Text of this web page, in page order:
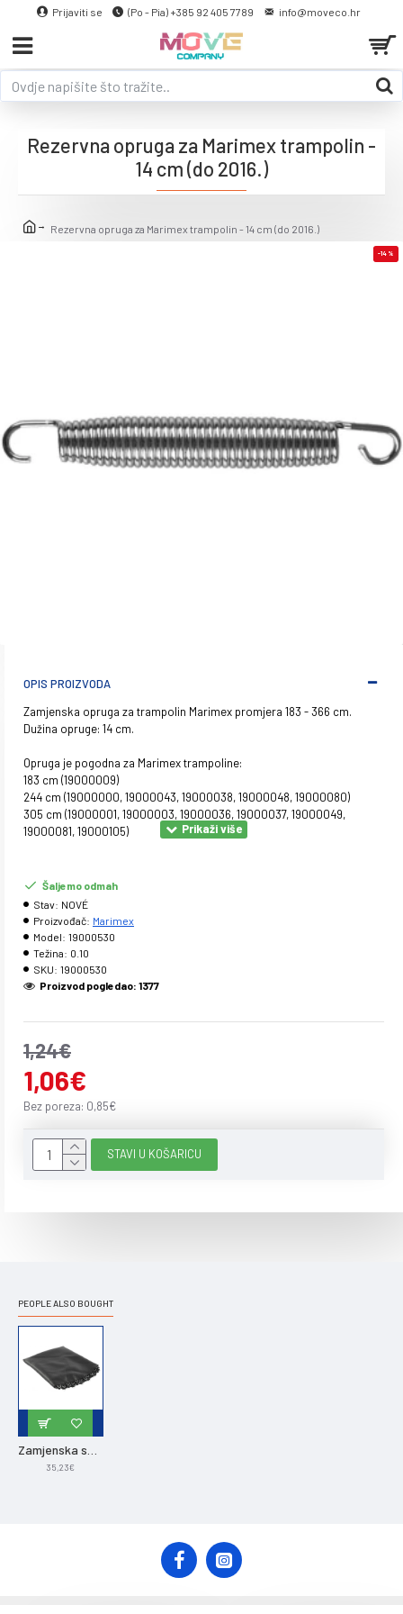
Prijaviti se (Po - Pia) +385 92 405 7789 info@moveco.hr
Rezervna opruga za Marimex trampolin - 14 cm (do 2016.)
Rezervna opruga za Marimex trampolin -
14 cm (do 2016.)
-14 %
OPIS PROIZVODA
Zamjenska opruga za trampolin Marimex promjera 183 - 366 cm.
Dužina opruge: 14 cm.
Opruga je pogodna za Marimex trampoline:
183 cm (19000009)
244 cm (19000000, 19000043, 19000038, 19000048, 19000080)
305 cm (19000001, 19000003, 19000036, 19000037, 19000049,
19000081, 19000105)
366 cm (19000050, 19000082)
Premium 366 cm (19000059)
1,06€
1,24€
Bez poreza: 0,85€
Šaljemo odmah
Stav: NOVÉ
Proizvođač: Marimex
Model: 19000530
Težina: 0.10
SKU: 19000530
Proizvod pogledao: 1377
STAVI U KOŠARICU
PEOPLE ALSO BOUGHT
35,23€